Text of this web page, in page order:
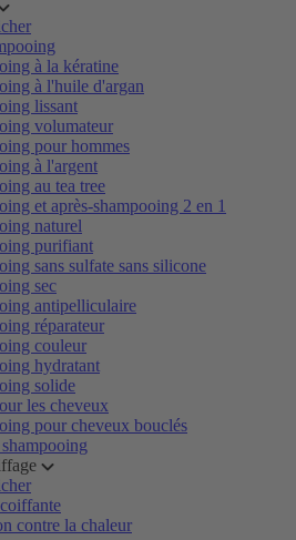
à la kératine
à l'huile d'argan
lissant
volumateur
pour hommes
à l'argent
au tea tree
et après-shampooing 2 en 1
naturel
purifiant
sans sulfate sans silicone
sec
antipelliculaire
réparateur
couleur
hydratant
solide
les cheveux
pour cheveux bouclés
contre la chaleur